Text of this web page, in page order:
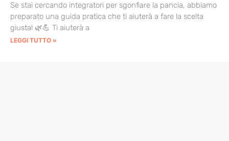
Se stai cercando integratori per sgonfiare la pancia, abbiamo
preparato una guida pratica che ti aiuterà a fare la scelta
giusta! 🌿💪 Ti aiuterà a
LEGGI TUTTO »